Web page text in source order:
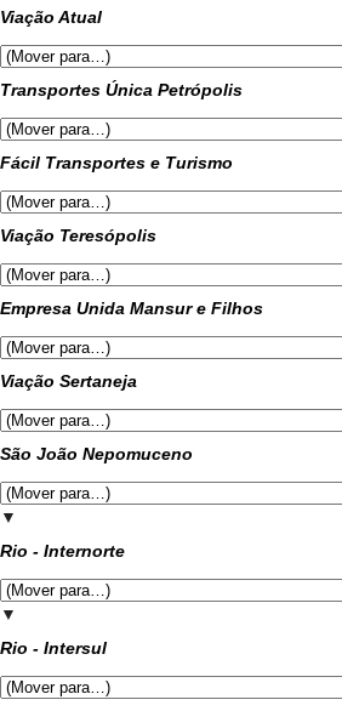
Viação Atual
Transportes Única Petrópolis
Fácil Transportes e Turismo
Viação Teresópolis
Empresa Unida Mansur e Filhos
Viação Sertaneja
São João Nepomuceno
▼
Rio - Internorte
▼
Rio - Intersul